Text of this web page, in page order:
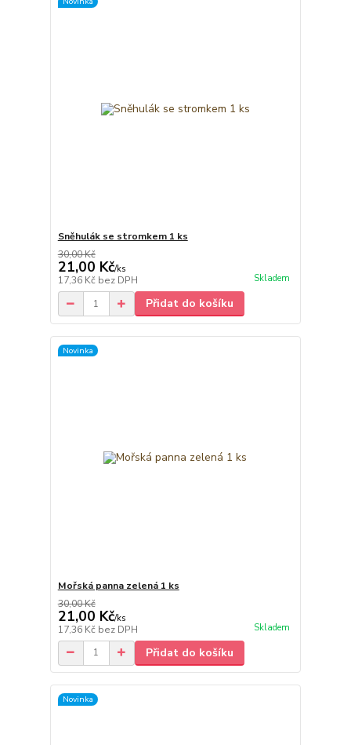
Sněhulák se stromkem 1 ks
30,00 Kč
21,00 Kč/ks
17,36 Kč bez DPH Skladem
Přidat do košíku
Novinka
Mořská panna zelená 1 ks
30,00 Kč
21,00 Kč/ks
17,36 Kč bez DPH Skladem
Přidat do košíku
Novinka